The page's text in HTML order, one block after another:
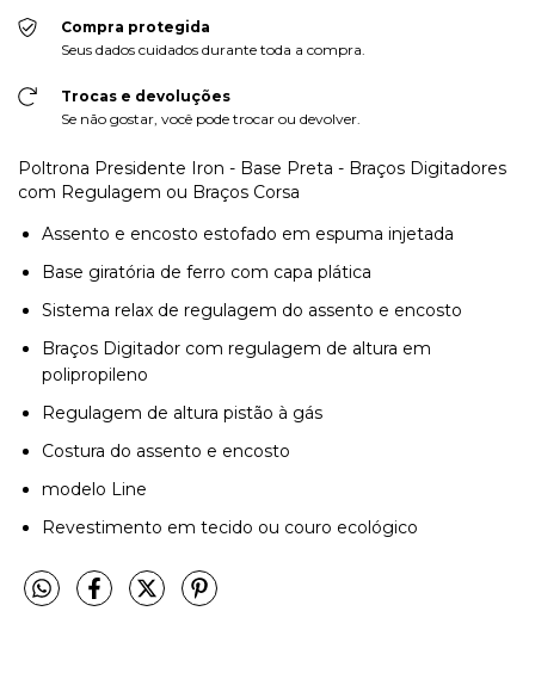
Compra protegida
Seus dados cuidados durante toda a compra.
Trocas e devoluções
Se não gostar, você pode trocar ou devolver.
Poltrona Presidente Iron - Base Preta - Braços Digitadores
com Regulagem ou Braços Corsa
Assento e encosto estofado em espuma injetada
Base giratória de ferro com capa plática
Sistema relax de regulagem do assento e encosto
Braços Digitador com regulagem de altura em
polipropileno
Regulagem de altura pistão à gás
Costura do assento e encosto
modelo Line
Revestimento em tecido ou couro ecológico